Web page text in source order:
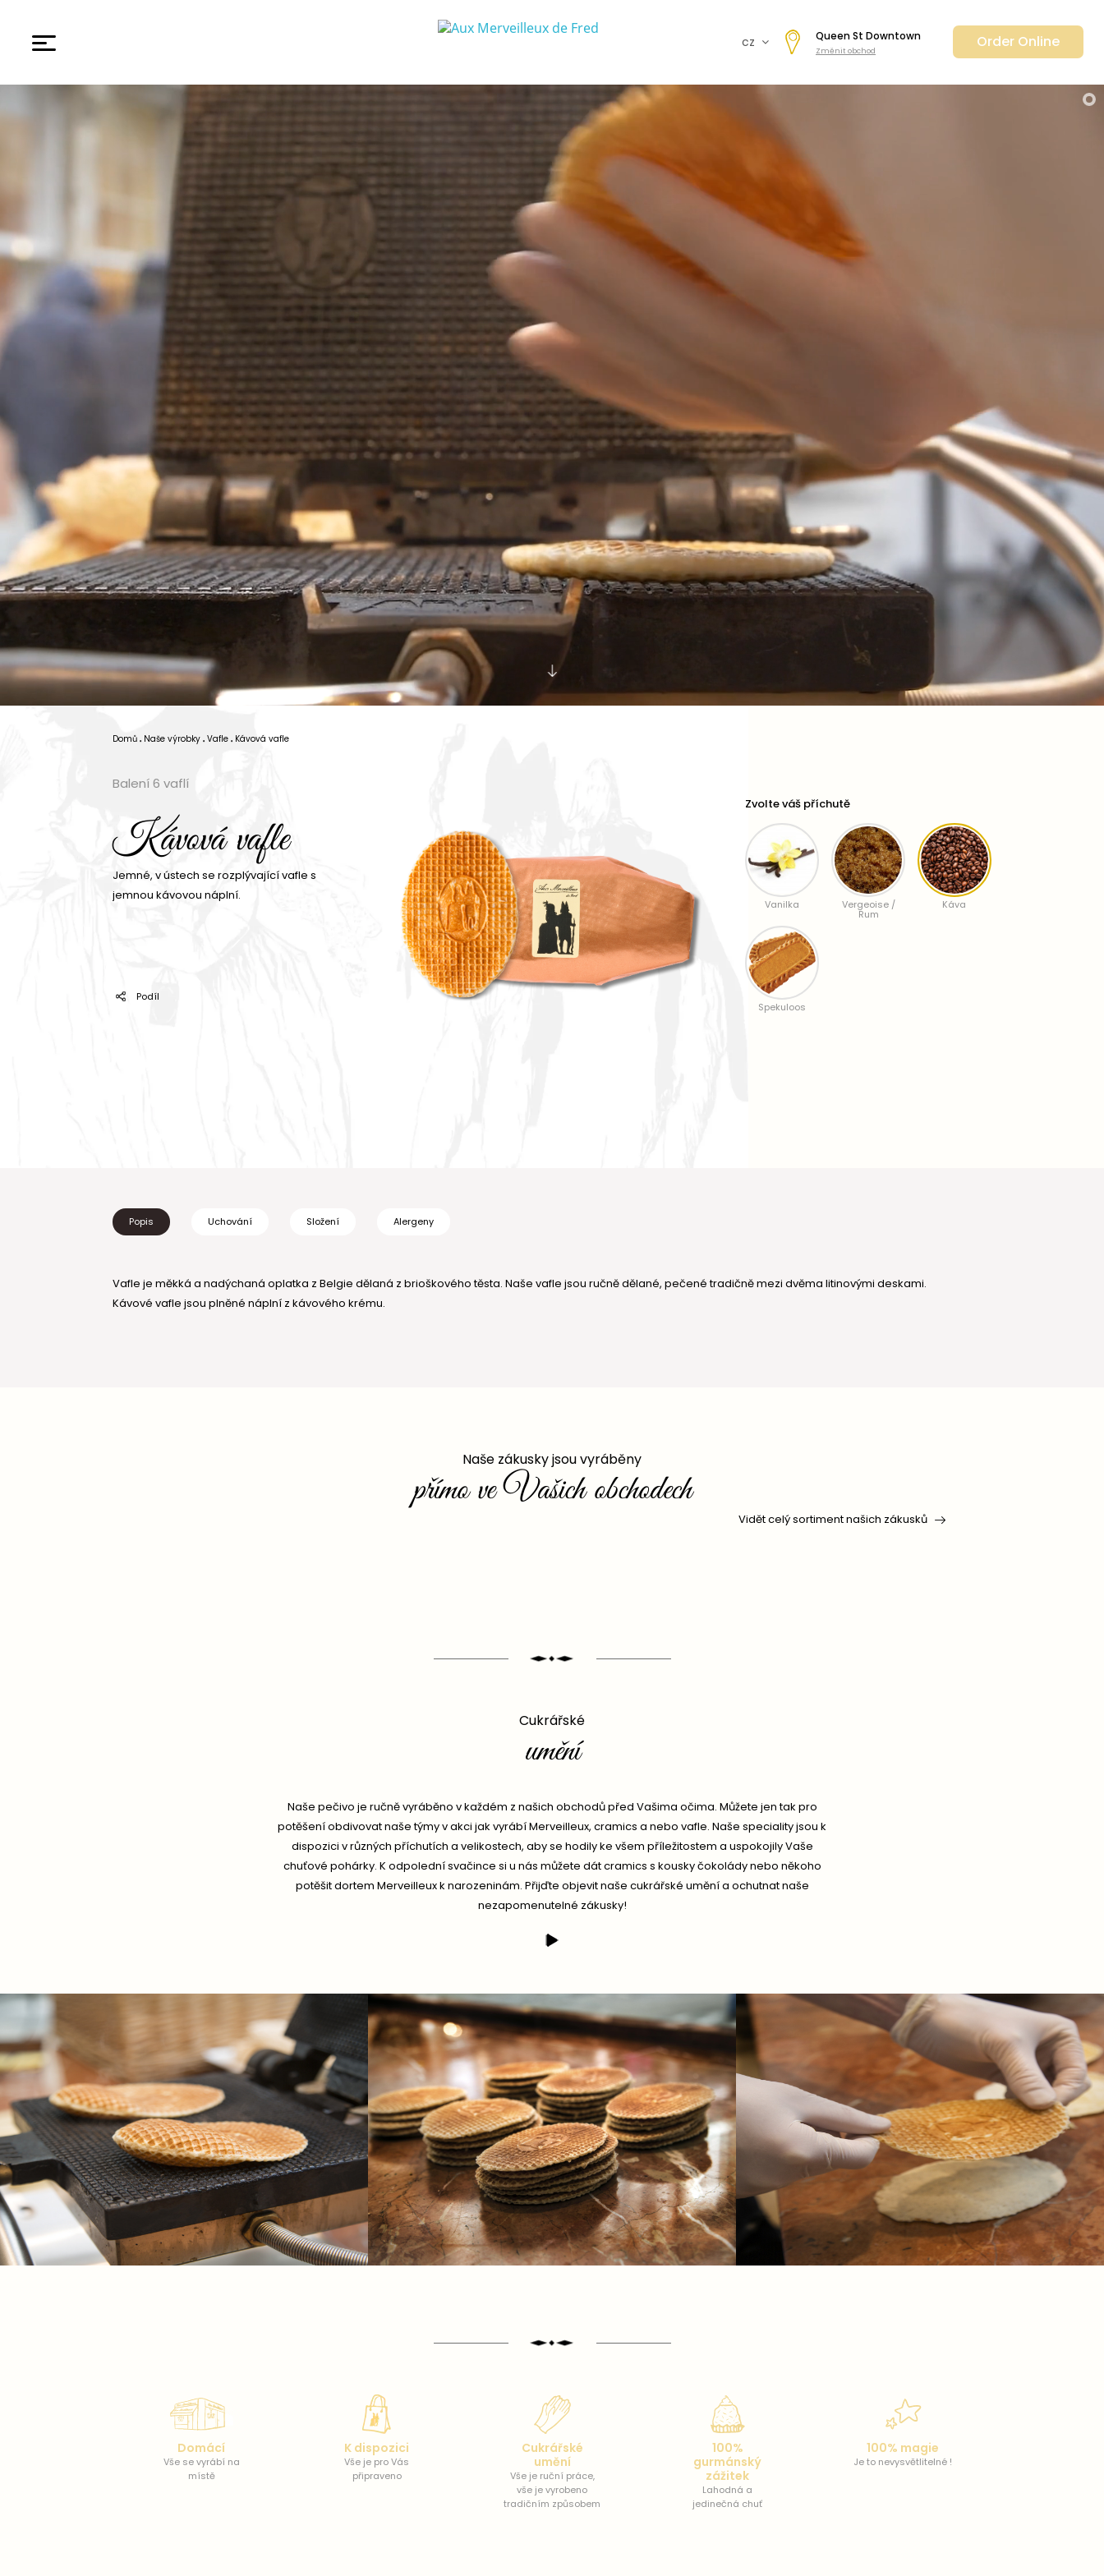
cz
en
Queen St Downtown
Změnit obchod Order Online
Domů Naše výrobky Vafle Kávová vafle
Balení 6 vaflí
Kávová vafle
Jemné, v ústech se rozplývající vafle s
jemnou kávovou náplní.
Podíl
Zvolte váš příchutě
Vanilka Vergeoise /
Rum
Káva
Spekuloos
Popis Uchování Složení Alergeny
Vafle je měkká a nadýchaná oplatka z Belgie dělaná z brioškového těsta. Naše vafle jsou ručně dělané, pečené tradičně mezi dvěma litinovými deskami.
Kávové vafle jsou plněné náplní z kávového krému.
Naše zákusky jsou vyráběny
přímo ve Vašich obchodech
Vidět celý sortiment našich zákusků
Cukrářské
umění
Naše pečivo je ručně vyráběno v každém z našich obchodů před Vašima očima. Můžete jen tak pro
potěšení obdivovat naše týmy v akci jak vyrábí Merveilleux, cramics a nebo vafle. Naše speciality jsou k
dispozici v různých příchutích a velikostech, aby se hodily ke všem příležitostem a uspokojily Vaše
chuťové pohárky. K odpolední svačince si u nás můžete dát cramics s kousky čokolády nebo někoho
potěšit dortem Merveilleux k narozeninám. Přijďte objevit naše cukrářské umění a ochutnat naše
nezapomenutelné zákusky!
Domácí
Vše se vyrábí na
místě
K dispozici
Vše je pro Vás
připraveno
Cukrářské
umění
Vše je ruční práce,
vše je vyrobeno
tradičním způsobem
100%
gurmánský
zážitek
Lahodná a
jedinečná chuť
100% magie
Je to nevysvětlitelné !